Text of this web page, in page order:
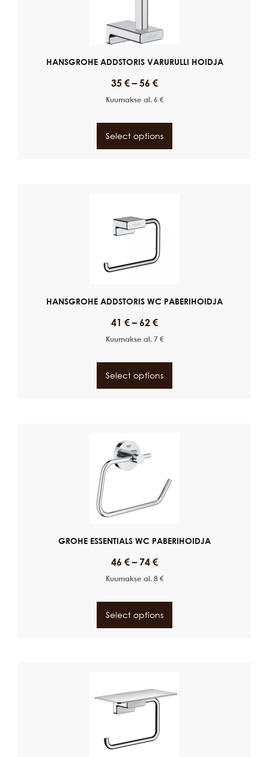
HANSGROHE ADDSTORIS VARURULLI HOIDJA
35 € – 56 €
Kuumakse al. 6 €
Select options
HANSGROHE ADDSTORIS WC PABERIHOIDJA
41 € – 62 €
Kuumakse al. 7 €
Select options
GROHE ESSENTIALS WC PABERIHOIDJA
46 € – 74 €
Kuumakse al. 8 €
Select options